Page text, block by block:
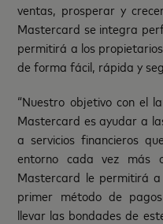
ventas, prosperar y
Mastercard se integra
permitirá a los
de forma fácil, rápida y
“Nuestro objetivo con el
Mastercard es ayudar a
a servicios financieros
entorno cada vez más
Mastercard le permitirá
primer método de
llevar las bondades de